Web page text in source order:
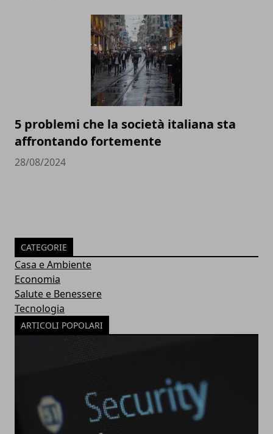
5 problemi che la società italiana sta
affrontando fortemente
28/08/2024
CATEGORIE
Casa e Ambiente
Economia
Salute e Benessere
Tecnologia
ARTICOLI POPOLARI